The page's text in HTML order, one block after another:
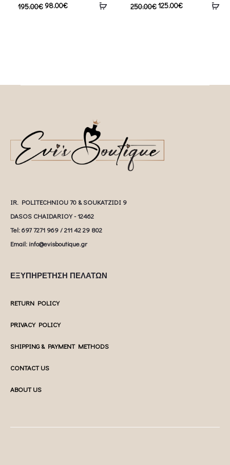
195.00€ 98.00€
250.00€125.00€
IR. POLITECHNIOU 70 & SOUKATZIDI 9
DASOS CHAIDARIOY - 12462
Tel: 697 7271 969 / 211 42 29 802
Email: info@evisboutique.gr
ΕΞΥΠΗΡΕΤΗΣΗ ΠΕΛΑΤΩΝ
RETURN POLICY
PRIVACY POLICY
SHIPPING & PAYMENT METHODS
CONTACT US
ABOUT US